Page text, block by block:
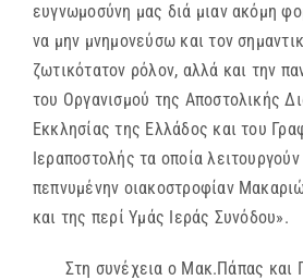
ευγνωμοσύνη μας διά μιαν ακόμη
να μην μνημονεύσω και τον
ζωτικότατον ρόλον, αλλά και την
του Οργανισμού της Αποστολικής
Εκκλησίας της Ελλάδος και του
Ιεραποστολής τα οποία
πεπνυμένην οιακοστροφίαν
και της περί Υμάς Ιεράς Συνόδου».
Στη συνέχεια ο Μακ.Πάπας και